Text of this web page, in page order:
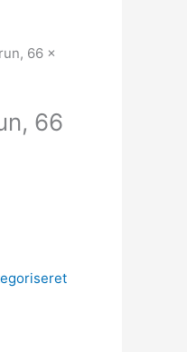
66 x
66